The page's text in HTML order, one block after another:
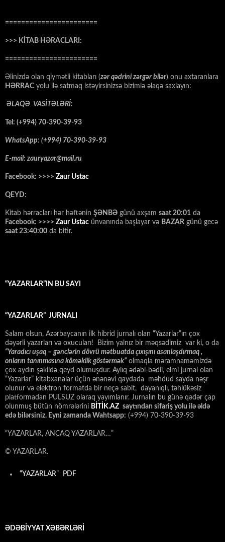
=======================
>>> KİTAB HƏRACLARI:
=======================
Əlinizdə olan qiymətli kitabları (zər qədrini zərgər bilər) onu axtaranlara
HƏRRAC yolu ilə satmaq istəyirsinizsə bizimlə əlaqə saxlayın:
ƏLAQƏ VASİTƏLƏRİ:
Tel: (+994) 70-390-39-93
WhatsApp: (+994) 70-390-39-93
E-mail: zauryazar@mail.ru
Facebook: >>>> Zaur Ustac
QEYD:
Kitab hərracları hər həftənin ŞƏNBƏ günü axşam saat 20:01 da
Facebook: >>>> Zaur Ustac ünvanında başlayar və BAZAR günü gecə
saat 23:40:00 da bitir.
“YAZARLAR”IN BU SAYI
“YAZARLAR” JURNALI
Salam olsun, Azərbaycanın ilk hibrid jurnalı olan “Yazarlar”ın çox
dəyərli yazarları və oxucuları! Bizim yalnız bir məqsədimiz var ki, o da
“Yaradıcı uşaq – gәnclәrin dövrü mәtbuatda çıxışını asanlaşdırmaq ,
onların tanınmasına kömәklik göstәrmәk” olmaqla məramnaməmizdə
çox aydın şəkildə qeyd olumuşdur. Aylıq ədəbi-bədii, elmi jurnal olan
“Yazarlar” kitabxanalar üçün ənənəvi qaydada məhdud sayda nəşr
olunur və elektron formatda bir neçə sabit, dayanıqlı, təhlükəsiz
platformadan PULSUZ olaraq yayımlanır. Jurnalın bu günə qədər çap
olunmuş bütün nömrələrini BİTİK.AZ saytından sifariş yolu ilə əldə
edə bilərsiniz. Eyni zamanda Wahtsapp: (+994) 70-390-39-93
“YAZARLAR, ANCAQ YAZARLAR…”
© YAZARLAR.
“YAZARLAR” PDF
ƏDƏBİYYAT XƏBƏRLƏRİ